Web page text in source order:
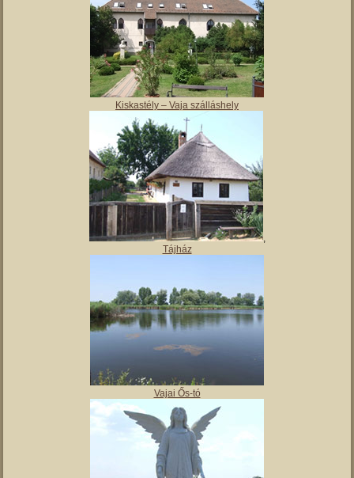
Magyar Nemzeti Múzeum Vay Ádám Muzeális Gyűjteménye
Kiskastély – Vaja szálláshely